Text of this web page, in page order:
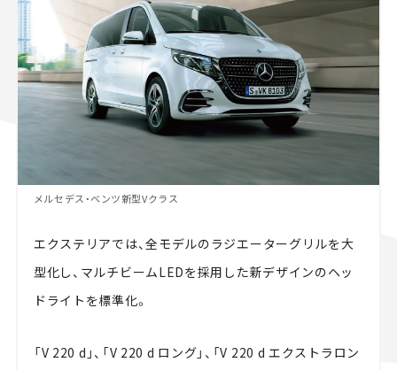
メルセデス・ベンツ新型Vクラス
エクステリアでは、全モデルのラジエーターグリルを大
型化し、マルチビームLEDを採用した新デザインのヘッ
ドライトを標準化。
「V 220 d」、「V 220 d ロング」、「V 220 d エクストラロン